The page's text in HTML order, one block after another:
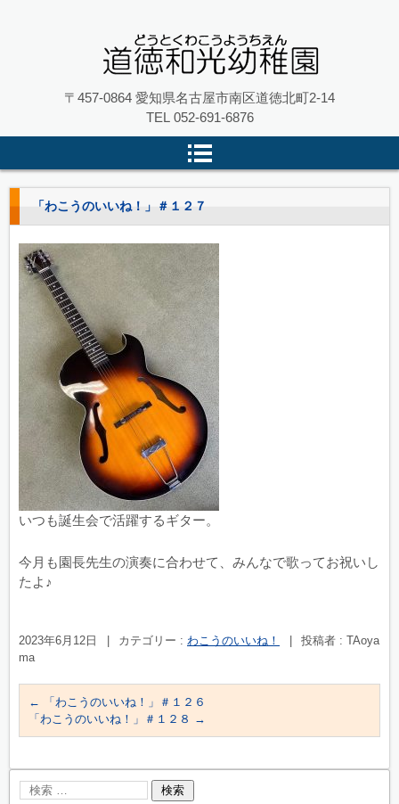
名古屋市南区の 道徳和光幼稚園
〒457-0864 愛知県名古屋市南区道徳北町2-14
TEL 052-691-6876
「わこうのいいね！」＃１２７
いつも誕生会で活躍するギター。
今月も園長先生の演奏に合わせて、みんなで歌ってお祝いし
たよ♪
2023年6月12日 カテゴリー : わこうのいいね！
投稿者 : TAoya
ma
←
「わこうのいいね！」＃１２６
「わこうのいいね！」＃１２８ →